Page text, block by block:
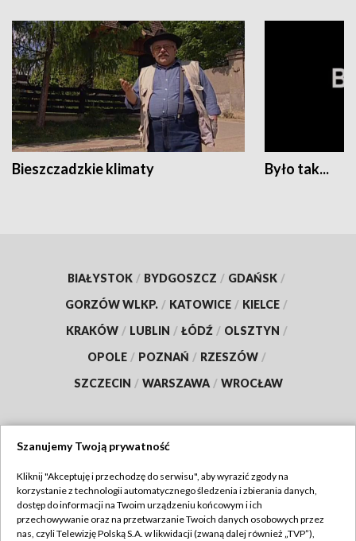
Bieszczadzkie klimaty Było tak...
BIAŁYSTOK / BYDGOSZCZ / GDAŃSK /
GORZÓW WLKP. / KATOWICE / KIELCE /
KRAKÓW / LUBLIN / ŁÓDŹ / OLSZTYN /
OPOLE / POZNAŃ / RZESZÓW /
SZCZECIN / WARSZAWA / WROCŁAW
TVP
Abonament TVP
Regulamin TVP
Szanujemy Twoją prywatność
Kliknij "Akceptuję i przechodzę do serwisu", aby wyrazić zgody na
korzystanie z technologii automatycznego śledzenia i zbierania danych,
dostęp do informacji na Twoim urządzeniu końcowym i ich
przechowywanie oraz na przetwarzanie Twoich danych osobowych przez
nas, czyli Telewizję Polską S.A. w likwidacji (zwaną dalej również „TVP”),